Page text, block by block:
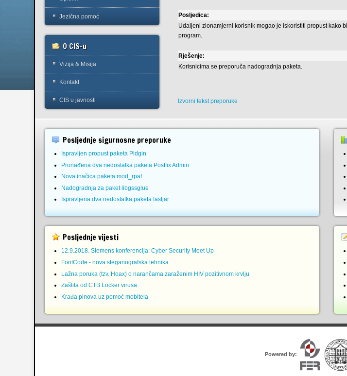
Posljedica:
Udaljeni zlonamjerni korisnik mogao je iskoristiti propust kako
program.
Rješenje:
Korisnicima se preporuča nadogradnja paketa.
Izvorni tekst preporuke
Jezična pomoć
O CIS-u
Vizija & Misija
Kontakt
CIS u javnosti
Posljednje sigurnosne preporuke
Ispravljen propust paketa Pidgin
Pronađena dva nedostatka paketa Postfix Admin
Nova inačica paketa mod_rpaf
Nadogradnja za paket libgssglue
Ispravljena dva nedostatka paketa fastjar
Posljednje vijesti
12.9.2018. Siemens konferencija: Cyber Security Meet Up
FontCode - nova steganografska tehnika
Lažna poruka (tzv. Hoax) o narančama zaraženim HIV pozitivnom krvlju
Zaštita od CTB Locker virusa
Krađa pinova uz pomoć mobitela
Powered by: